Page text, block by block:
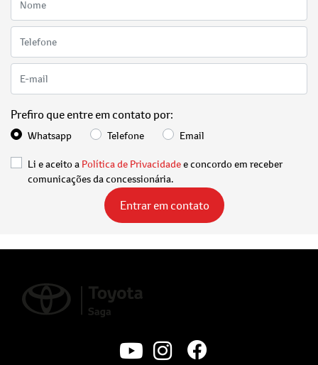
Prefiro que entre em contato por:
Whatsapp Telefone Email
Li e aceito a Política de Privacidadee concordo em receber
comunicações da concessionária.
Entrar em contato